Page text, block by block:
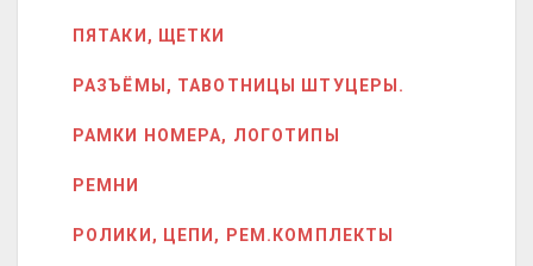
ПЯТАКИ, ЩЕТКИ
РАЗЪЁМЫ, ТАВОТНИЦЫ ШТУЦЕРЫ.
РАМКИ НОМЕРА, ЛОГОТИПЫ
РЕМНИ
РОЛИКИ, ЦЕПИ, РЕМ.КОМПЛЕКТЫ